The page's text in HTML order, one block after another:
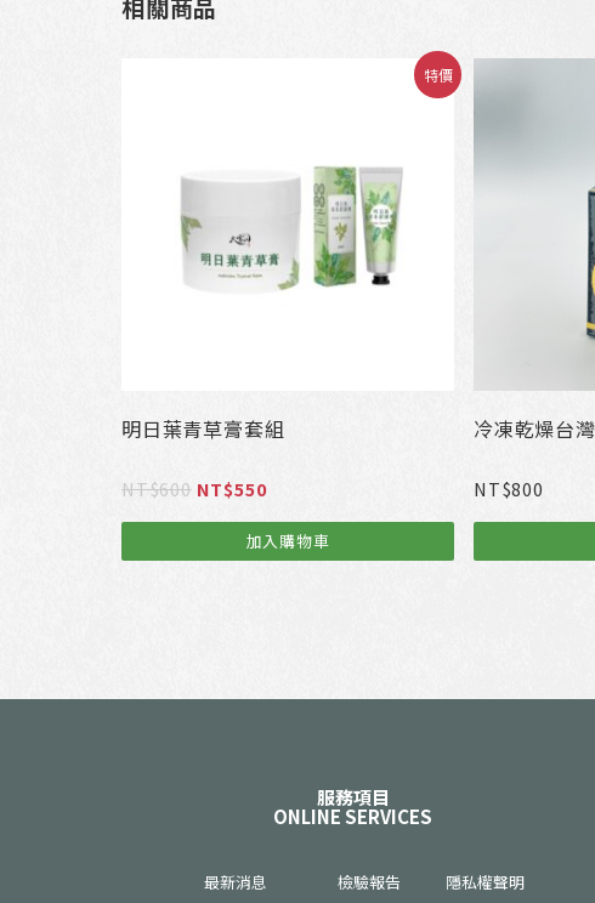
相關商品
特價
明日葉青草膏套組
NT$600 原
始
NT$550目
前
價
。
加入購物車
冷凍乾燥台
NT$800
服務項目
ONLINE SERVICES
最新消息 檢驗報告 隱私權聲明